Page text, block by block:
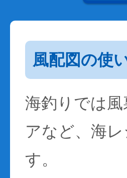
風配図の使
海釣りでは
アなど、海
す。